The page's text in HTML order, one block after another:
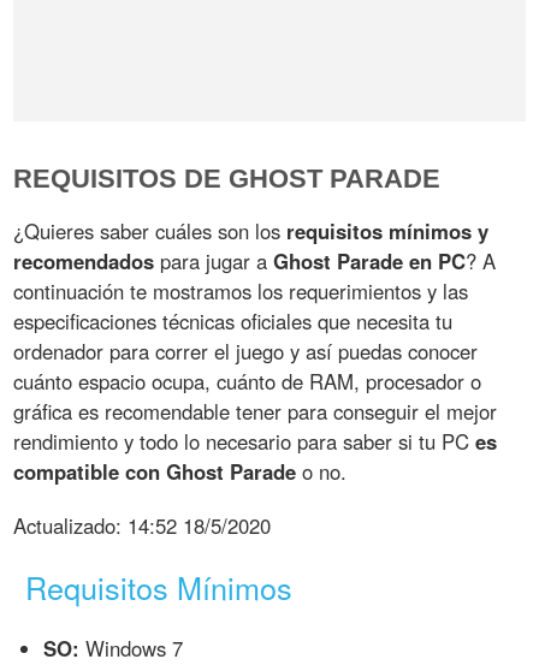
REQUISITOS DE GHOST PARADE
¿Quieres saber cuáles son los requisitos mínimos y
recomendados para jugar aGhost Parade en PC? A
continuación te mostramos los requerimientos y las
especificaciones técnicas oficiales que necesita tu
ordenador para correr el juego y así puedas conocer
cuánto espacio ocupa, cuánto de RAM, procesador o
gráfica es recomendable tener para conseguir el mejor
rendimiento y todo lo necesario para saber si tu PCes
compatible con Ghost Parade o no.
Actualizado: 14:52 18/5/2020
Requisitos Mínimos
SO: Windows 7